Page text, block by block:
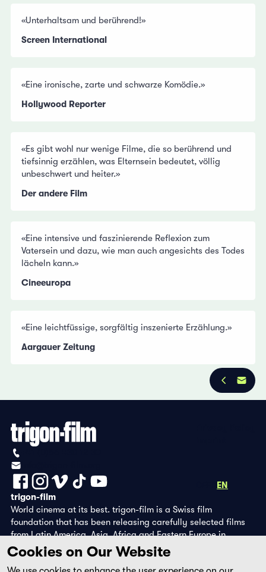
«Unterhaltsam und berührend!»
Screen International
«Eine ironische, zarte und schwarze Komödie.»
Hollywood Reporter
«Es gibt wohl nur wenige Filme, die so berührend und
tiefsinnig erzählen, was Elternsein bedeutet, völlig
unbeschwert und heiter.»
Der andere Film
«Eine intensive und faszinierende Reflexion zum
Vatersein und dazu, wie man auch angesichts des Todes
lächeln kann.»
Cineeuropa
«Eine leichtfüssige, sorgfältig inszenierte Erzählung.»
Aargauer Zeitung
EN
trigon-film
World cinema at its best. trigon-film is a Swiss film
foundation that has been releasing carefully selected films
from Latin America, Asia, Africa and Eastern Europe in
cinemas since 1988 and operates its own DVD edition and the
streaming platform filmingo.
Cookies on Our Website